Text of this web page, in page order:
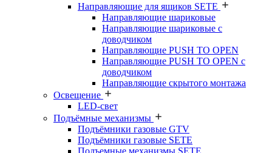
Направляющие для ящиков SETE
Направляющие шариковые
Направляющие шариковые с
доводчиком
Направляющие PUSH TO OPEN
Направляющие PUSH TO OPEN с
доводчиком
Направляющие скрытого монтажа
Освещение
LED-свет
Подъёмные механизмы
Подъёмники газовые GTV
Подъёмники газовые SETE
Подъемные механизмы SETE